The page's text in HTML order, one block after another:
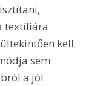
textíliára
kell
sem
a jól